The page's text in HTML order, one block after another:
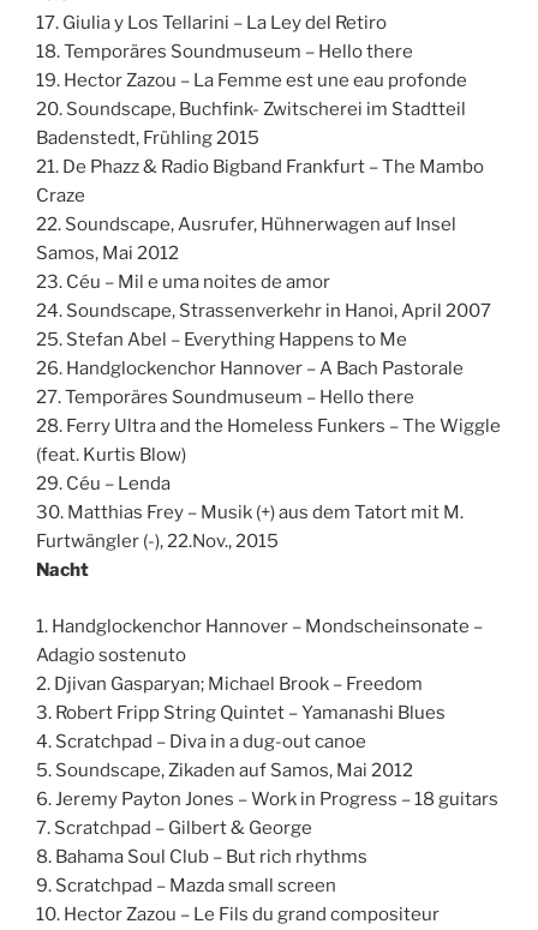
17. Giulia y Los Tellarini – La Ley del Retiro
18. Temporäres Soundmuseum – Hello there
19. Hector Zazou – La Femme est une eau profonde
20. Soundscape, Buchfink- Zwitscherei im Stadtteil
Badenstedt, Frühling 2015
21. De Phazz & Radio Bigband Frankfurt – The Mambo
Craze
22. Soundscape, Ausrufer, Hühnerwagen auf Insel
Samos, Mai 2012
23. Céu – Mil e uma noites de amor
24. Soundscape, Strassenverkehr in Hanoi, April 2007
25. Stefan Abel – Everything Happens to Me
26. Handglockenchor Hannover – A Bach Pastorale
27. Temporäres Soundmuseum – Hello there
28. Ferry Ultra and the Homeless Funkers – The Wiggle
(feat. Kurtis Blow)
29. Céu – Lenda
30. Matthias Frey – Musik (+) aus dem Tatort mit M.
Furtwängler (-), 22.Nov., 2015
Nacht
1. Handglockenchor Hannover – Mondscheinsonate –
Adagio sostenuto
2. Djivan Gasparyan; Michael Brook – Freedom
3. Robert Fripp String Quintet – Yamanashi Blues
4. Scratchpad – Diva in a dug-out canoe
5. Soundscape, Zikaden auf Samos, Mai 2012
6. Jeremy Payton Jones – Work in Progress – 18 guitars
7. Scratchpad – Gilbert & George
8. Bahama Soul Club – But rich rhythms
9. Scratchpad – Mazda small screen
10. Hector Zazou – Le Fils du grand compositeur